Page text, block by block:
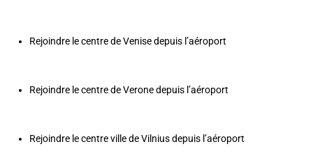
Rejoindre le centre de Venise depuis l’aéroport
Rejoindre le centre de Verone depuis l’aéroport
Rejoindre le centre ville de Vilnius depuis l’aéroport